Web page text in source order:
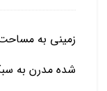
شده مدرن به